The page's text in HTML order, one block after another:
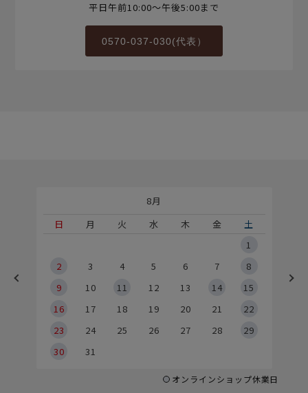
平日午前10:00～午後5:00まで
0570-037-030(代表）
8月
日
月 火 水 木 金
土
1
2
3 4 5 6 7
8
9
10 11 12 13 14
15
16
17 18 19 20 21
22
23
24 25 26 27 28
29
30
31
オンラインショップ休業日